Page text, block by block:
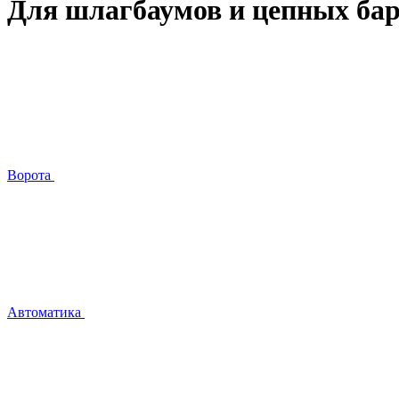
Для шлагбаумов и цепных
Ворота
Автоматика